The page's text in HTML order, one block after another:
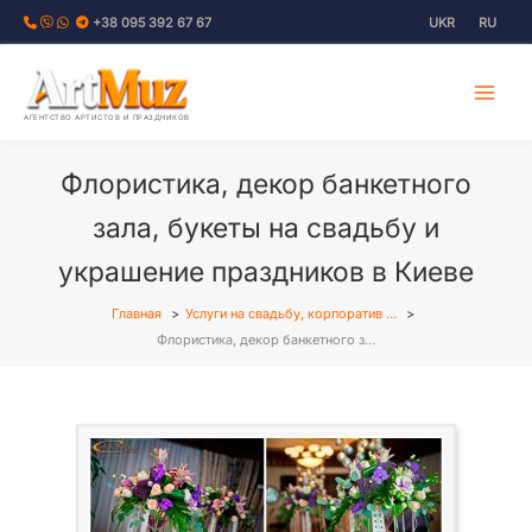
Перейти
+38 095 392 67 67 UKR RU
АГЕНТСТВО АРТИСТОВ И ПРАЗДНИКОВ
Флористика, декор банкетного
зала, букеты на свадьбу и
украшение праздников в Киеве
Главная
Услуги на свадьбу, корпоратив …
Флористика, декор банкетного з…